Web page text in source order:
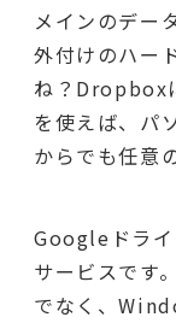
メインのデー
外付けのハー
ね？Dropbox
を使えば、パ
からでも任意
Googleドラ
サービスです
でなく、